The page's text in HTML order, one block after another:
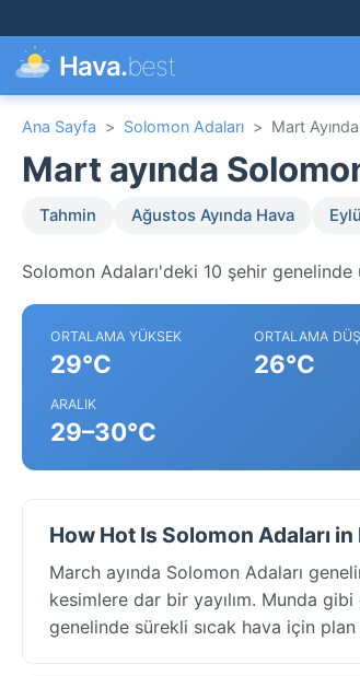
Hava.best
Ana Sayfa > Solomon Adaları > Mart
Mart ayında
Tahmin Ağustos Ayında Hava
Solomon Adaları'deki 10 şehir
ORTALAMA YÜKSEK
29°C
ORTALAMA
26°C
ARALIK
29–30°C
How Hot Is Solomon Adaları
March ayında Solomon Adaları
kesimlere dar bir yayılım. Munda
genelinde sürekli sıcak hava için plan